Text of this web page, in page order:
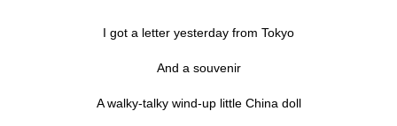
I got a letter yesterday from Tokyo
And a souvenir
A walky-talky wind-up little China doll